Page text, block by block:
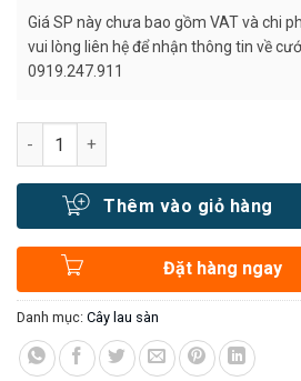
Giá SP này chưa bao gồm VAT và chi
vui lòng liên hệ để nhận thông tin về
0919.247.911
Số lượng
Thêm vào giỏ hàng
Đặt hàng ngay
Danh mục: Cây lau sàn